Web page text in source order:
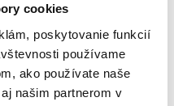
cookies
poskytovanie funkcií
používame
ako používate naše
našim partnerom v
odstránia. Na
malá jemná jazvička, no
úplne vytratiť.
minulosťou